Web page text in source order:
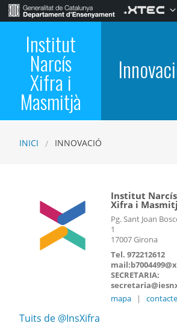
Institut
Narcís
Xifra i
Masmitjà
INICI INNOVACIÓ
Institut Narcís
Xifra i
Pg. Sant Joan
1
17007 Girona
Tel. 972212612
SECRETARIA:
mapa
| contacte
Tuits de @InsXifra